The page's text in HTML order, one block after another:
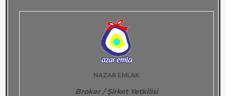
NAZAR EMLAK
Broker / Şirket Yetkilisi